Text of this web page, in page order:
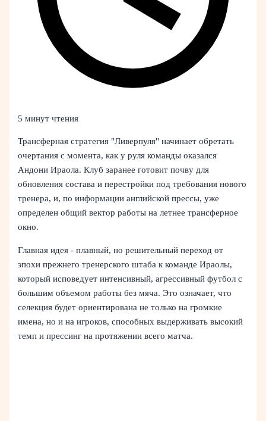
5 минут чтения
Трансферная стратегия "Ливерпуля" начинает обретать
очертания с момента, как у руля команды оказался
Андони Ираола. Клуб заранее готовит почву для
обновления состава и перестройки под требования нового
тренера, и, по информации английской прессы, уже
определен общий вектор работы на летнее трансферное
окно.
Главная идея - плавный, но решительный переход от
эпохи прежнего тренерского штаба к команде Ираолы,
который исповедует интенсивный, агрессивный футбол с
большим объемом работы без мяча. Это означает, что
селекция будет ориентирована не только на громкие
имена, но и на игроков, способных выдерживать высокий
темп и прессинг на протяжении всего матча.